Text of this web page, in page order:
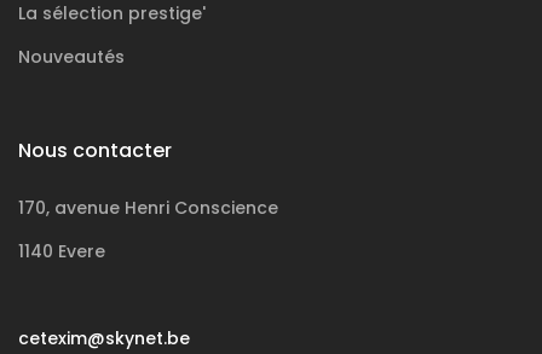
La sélection prestige'
Nouveautés
Nous contacter
170, avenue Henri Conscience
1140 Evere
cetexim@skynet.be